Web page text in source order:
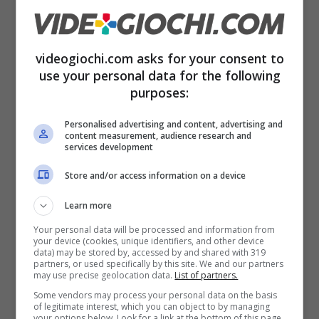
tracing simulatovia software. In poche
parole, la diffusione della luce, appare molto
più realistica. Ma non solo, è presente anche
una maggiore profondità delle ombre. Per
notare una qualità delle texture superiore che
così un aspetto migliore se paragonato alla
versione per PS5. Un ottimo lavoro insomma.
Scorrendo verso il basso, il video
compartivo di Digital Foundry.
LINK UTILI
videogiochi.com asks for your consent to
use your personal data for the following
purposes:
Personalised advertising and content, advertising and
content measurement, audience research and
services development
Store and/or access information on a device
Learn more
Your personal data will be processed and information from
your device (cookies, unique identifiers, and other device
data) may be stored by, accessed by and shared with 319
partners, or used specifically by this site. We and our partners
may use precise geolocation data. List of partners.
Some vendors may process your personal data on the basis
of legitimate interest, which you can object to by managing